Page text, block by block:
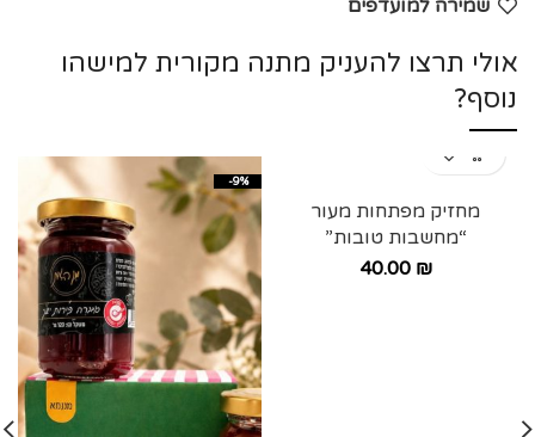
שמירה למועדפים
אולי תרצו להעניק מתנה מקורית למישהו
נוסף?
מחזיק מפתחות מעור
“מחשבות טובות”
40.00 ₪
-9%